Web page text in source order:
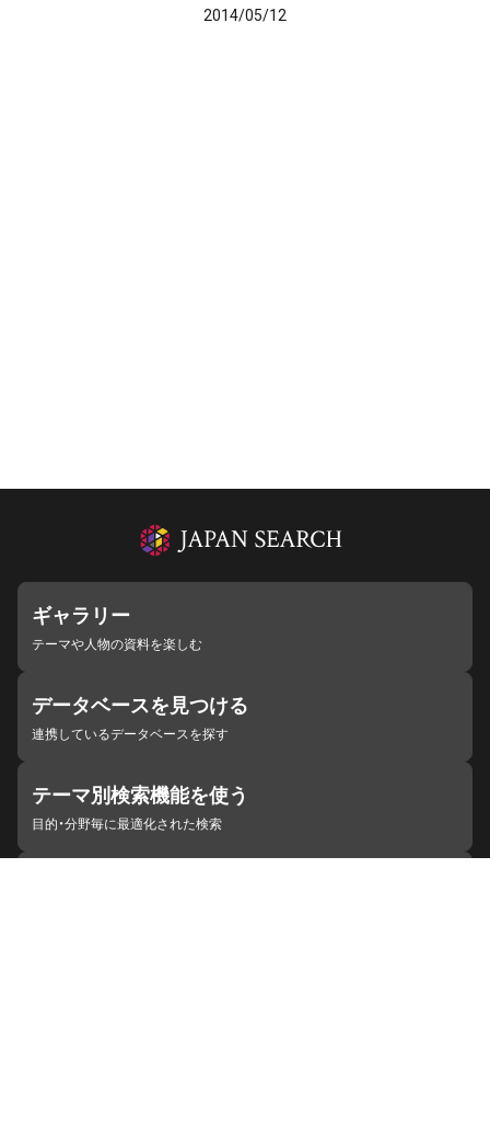
2014/05/12
ギャラリー
テーマや人物の資料を楽しむ
データベースを見つける
連携しているデータベースを探す
テーマ別検索機能を使う
目的・分野毎に最適化された検索